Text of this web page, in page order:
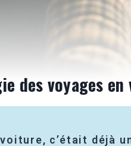
des voyages
c’était déjà